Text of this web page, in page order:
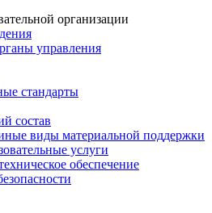
организации
управления
стандарты
состав
виды материальной поддержки
услуги
обеспечение